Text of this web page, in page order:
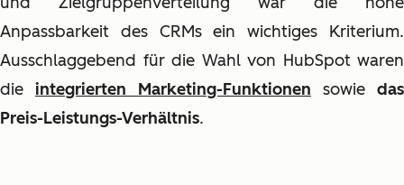
Anpassbarkeit des CRMs ein wichtiges Kriterium.
Ausschlaggebend für die Wahl von HubSpot waren
die integrierten Marketing-Funktionen sowie das
Preis-Leistungs-Verhältnis.